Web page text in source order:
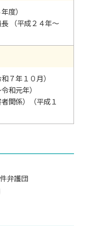
度）
（平成２４年～
７年１０月）
和元年）
関係）（平成１
弁護団